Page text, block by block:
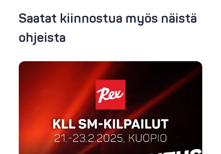
Saatat kiinnostua myös näistä
ohjeista